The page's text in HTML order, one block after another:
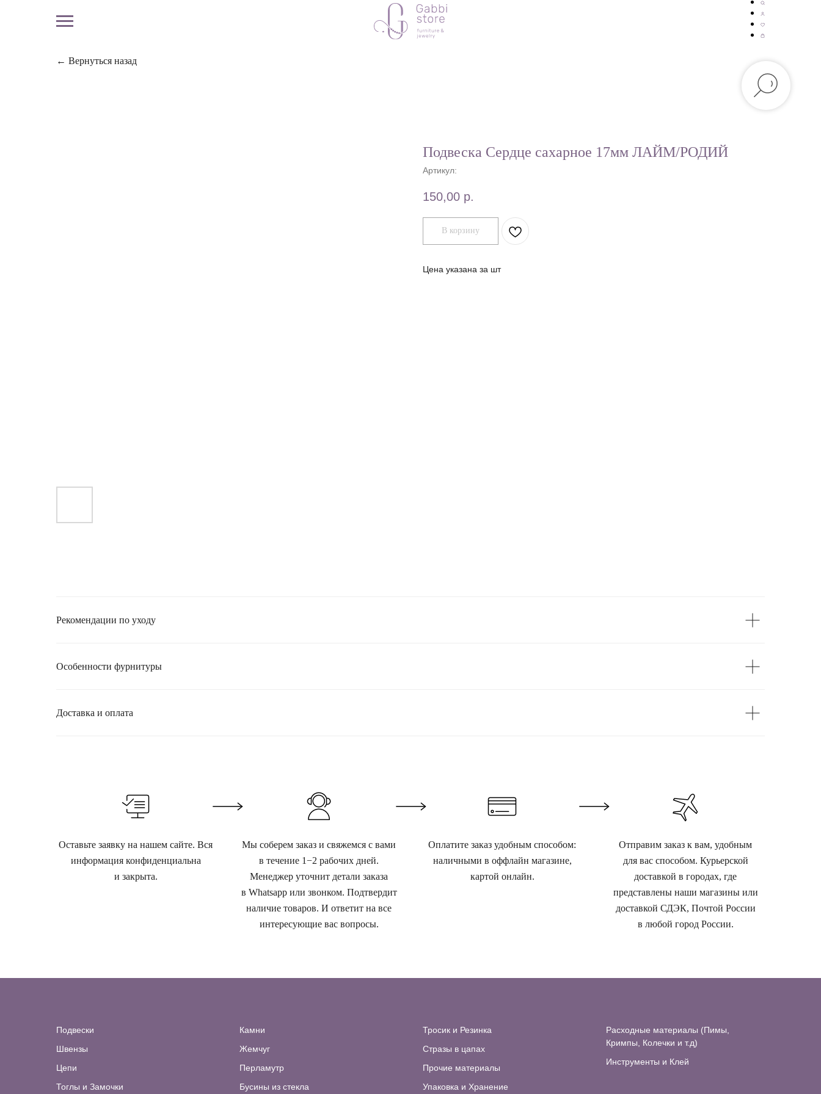
← Вернуться назад
Подвеска Сердце сахарное 17мм ЛАЙМ/РОДИЙ
Артикул:
150,00 р.
В корзину
Цена указана за шт
Рекомендации по уходу
Особенности фурнитуры
Доставка и оплата
Оставьте заявку на нашем сайте. Вся
информация конфиденциальна
и закрыта.
Мы соберем заказ и свяжемся с вами
в течение 1−2 рабочих дней.
Менеджер уточнит детали заказа
в Whatsapp или звонком. Подтвердит
наличие товаров. И ответит на все
интересующие вас вопросы.
Оплатите заказ удобным способом:
наличными в оффлайн магазине,
картой онлайн.
Отправим заказ к вам, удобным
для вас способом. Курьерской
доставкой в городах, где
представлены наши магазины или
доставкой СДЭК, Почтой России
в любой город России.
Подвески
Швензы
Цепи
Тоглы и Замочки
Камни
Жемчуг
Перламутр
Бусины из стекла
Тросик и Резинка
Стразы в цапах
Прочие материалы
Упаковка и Хранение
Расходные материалы (Пимы,
Кримпы, Колечки и т.д)
Инструменты и Клей